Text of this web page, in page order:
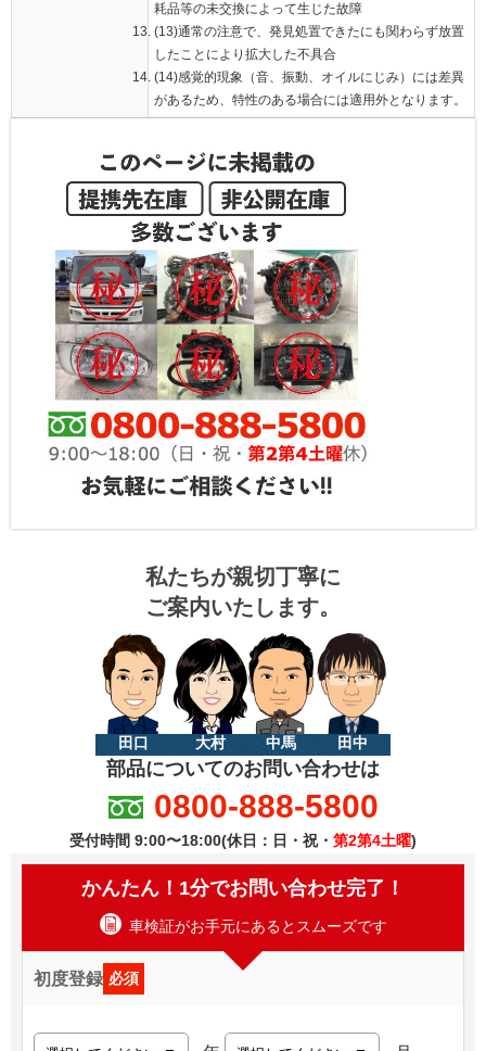
耗品等の未交換によって生じた故障
(13)通常の注意で、発見処置できたにも関わらず放置
したことにより拡大した不具合
(14)感覚的現象（音、振動、オイルにじみ）には差異
があるため、特性のある場合には適用外となります。
私たちが親切丁寧に
ご案内いたします。
田口 大村 中馬 田中
部品についてのお問い合わせは
0800-888-5800
受付時間 9:00〜18:00(休日：日・祝・ 第2第4土曜)
かんたん！1分でお問い合わせ完了！
車検証がお手元にあるとスムーズです
初度登録 必須